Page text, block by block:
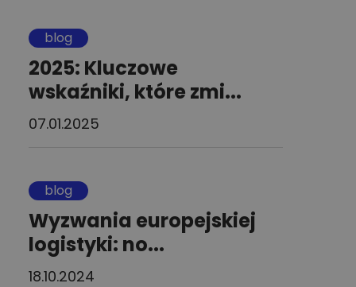
blog
2025: Kluczowe
wskaźniki, które zmi...
07.01.2025
blog
Wyzwania europejskiej
logistyki: no...
18.10.2024